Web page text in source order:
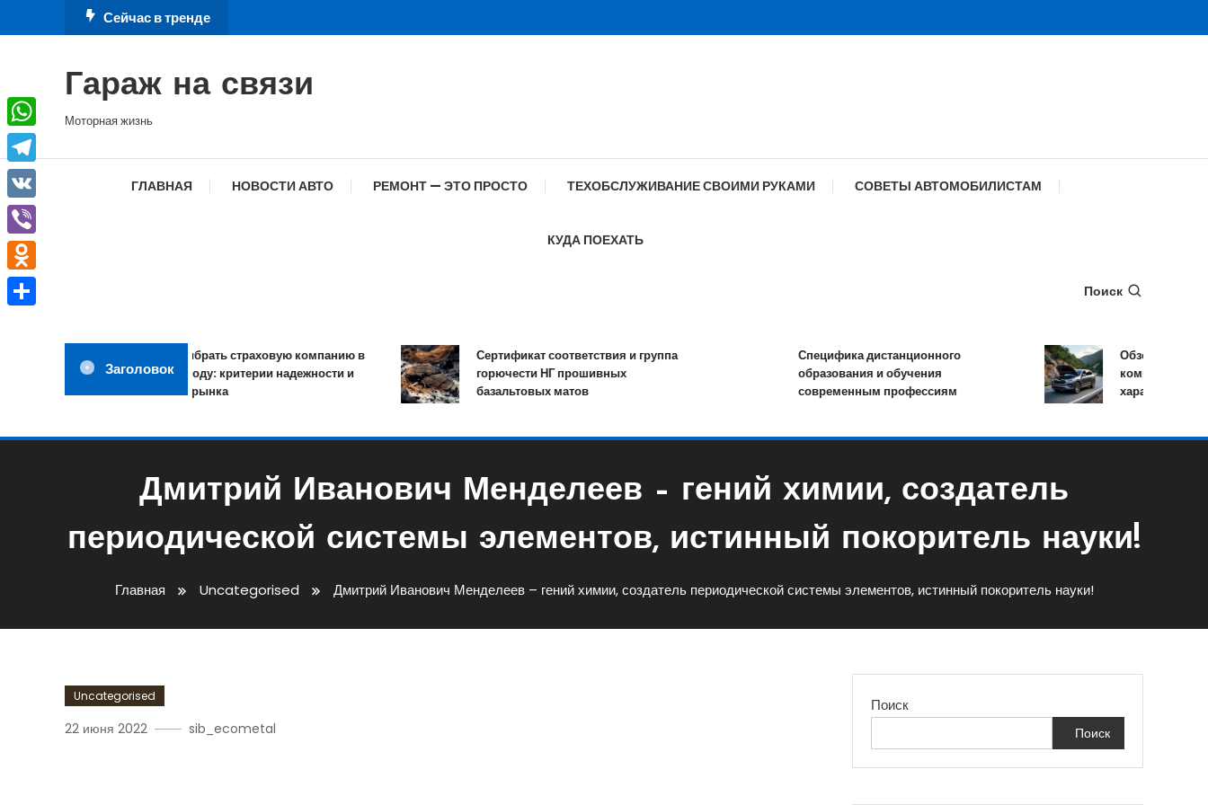
к
Сейчас в тренде
Гараж на связи
Моторная жизнь
ГЛАВНАЯ НОВОСТИ АВТО РЕМОНТ — ЭТО ПРОСТО ТЕХОБСЛУЖИВАНИЕ СВОИМИ РУКАМИ СОВЕТЫ АВТОМОБИЛИСТАМ
КУДА ПОЕХАТЬ
Поиск
Заголовок
Как выбрать страховую компанию в
2026 году: критерии надежности и
обзор рынка
Сертификат соответствия и группа
горючести НГ прошивных
базальтовых матов
Специфика дистанционного
образования и обучения
современным профессиям
Обзор TANK 500:
комплектации и
характеристики
Дмитрий Иванович Менделеев – гений химии, создатель
периодической системы элементов, истинный покоритель науки!
Главная Uncategorised Дмитрий Иванович Менделеев – гений химии, создатель периодической системы элементов, истинный покоритель науки!
Uncategorised
22 июня 2022 sib_ecometal
Поиск
Поиск
WhatsApp
Telegram
VK
Viber
Odnoklassniki